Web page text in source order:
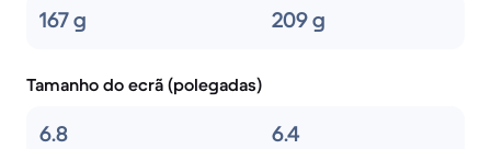
167 g 209 g
Tamanho do ecrã (polegadas)
6.8 6.4